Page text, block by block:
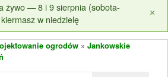
żywo — 8 i 9 sierpnia (sobota-
w niedzielę
×
ogrodów » Jankowskie